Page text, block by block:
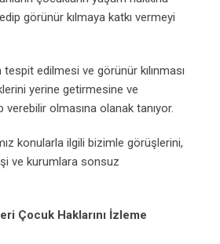
görünür kılmaya katkı vermeyi
edilmesi ve görünür kılınması
yerine getirmesine ve
olmasına olanak tanıyor.
konularla ilgili bizimle görüşlerini,
ve kurumlara sonsuz
Çocuk Haklarını İzleme